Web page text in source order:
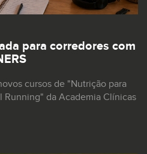
para corredores com
cursos de "Nutrição para
Running" da Academia Clínicas